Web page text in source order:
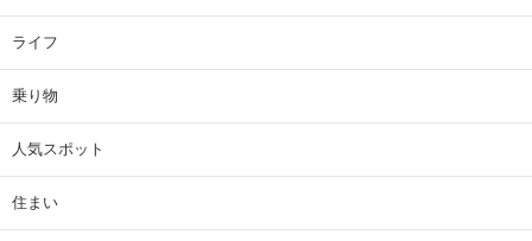
ライフ
乗り物
人気スポット
住まい